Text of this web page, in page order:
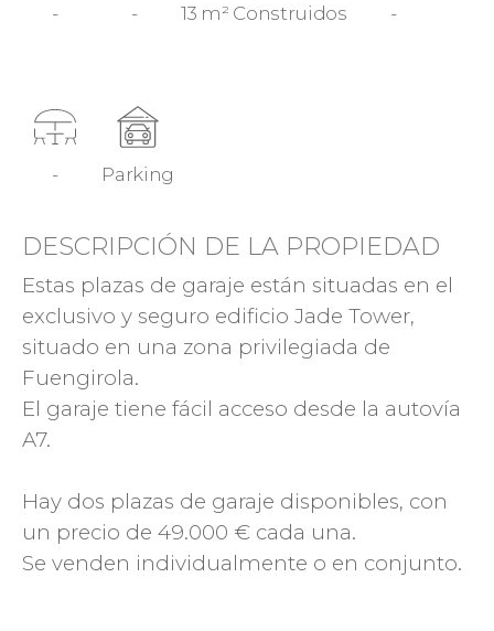
- - 13 m² Construidos -
- Parking
DESCRIPCIÓN DE LA PROPIEDAD
Estas plazas de garaje están situadas en el
exclusivo y seguro edificio Jade Tower,
situado en una zona privilegiada de
Fuengirola.
El garaje tiene fácil acceso desde la autovía
A7.
Hay dos plazas de garaje disponibles, con
un precio de 49.000 € cada una.
Se venden individualmente o en conjunto.